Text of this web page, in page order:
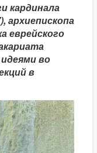
кардинала
архиепископа
еврейского
во
в